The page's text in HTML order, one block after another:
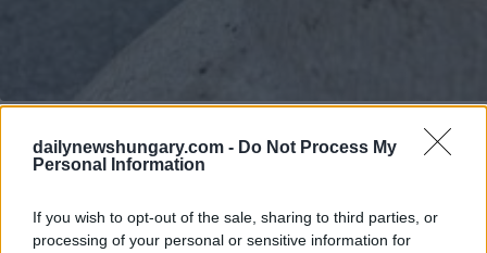
dailynewshungary.com - Do Not Process My
Personal Information
If you wish to opt-out of the sale, sharing to third parties, or
processing of your personal or sensitive information for
lato Pest del ponte Megyeri La scelta del soggetto non è
casuale: comeriferisce szeretlekmagyarország.hu
decidere il suo nome Molte persone desideravano intitolare il
ponte a Chuck Norris.